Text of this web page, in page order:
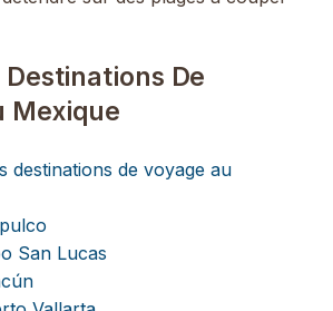
De
Mexique
destinations de voyage au
San Lucas